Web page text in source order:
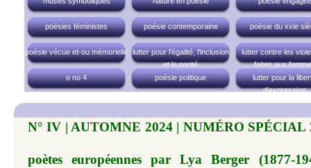
poésies féministes poésie contemporaine poésie du xxie
poésie vécue et-ou mémorielle lutter pour l'égalité, l'inclusion
et la parité
lutter contre les
faites aux
o no 4
poésie politique
lutter pour la
d'expression
N° IV | AUTOMNE 2024 | NUMÉRO SPÉCIAL
poètes européennes par Lya Berger (1877-